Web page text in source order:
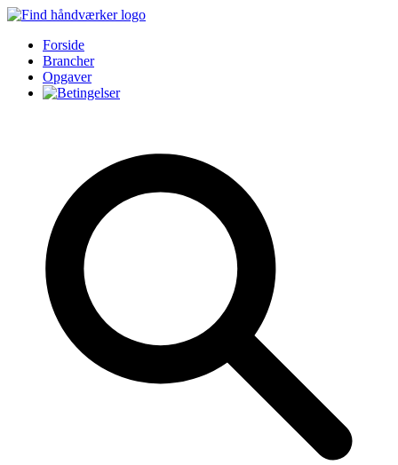
Forside
Brancher
Opgaver